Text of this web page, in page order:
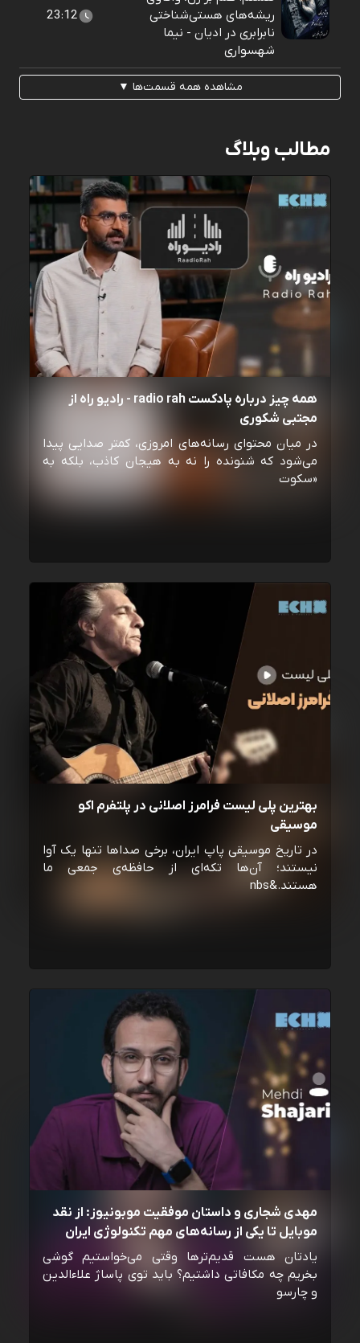
ریشه‌های هستی‌شناختی
نابرابری در ادیان - نیما
شهسواری
23:12
مشاهده همه قسمت‌ها ▼
مطالب وبلاگ
همه چیز درباره پادکست radio rah - رادیو راه از
مجتبی شکوری
در میان محتوای رسانه‌های امروزی، کمتر صدایی پیدا
می‌شود که شنونده را نه به هیجان کاذب، بلکه به
«سکوت
بهترین پلی لیست فرامرز اصلانی در پلتفرم اکو
موسیقی
در تاریخ موسیقی پاپ ایران، برخی صداها تنها یک آوا
نیستند؛ آن‌ها تکه‌ای از حافظه‌ی جمعی ما
هستند.&nbs
مهدی شجاری و داستان موفقیت موبونیوز: از نقد
موبایل تا یکی از رسانه‌‌های مهم تکنولوژی ایران
یادتان هست قدیم‌ترها وقتی می‌خواستیم گوشی
بخریم چه مکافاتی داشتیم؟ باید توی پاساژ علاءالدین
و چارسو